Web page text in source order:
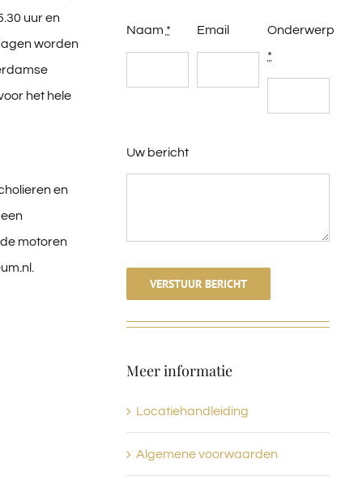
uur en
worden
het hele
en
motoren
Naam * Email
Onderwerp
*
Uw bericht
VERSTUUR BERICHT
Meer informatie
Locatiehandleiding
Algemene voorwaarden